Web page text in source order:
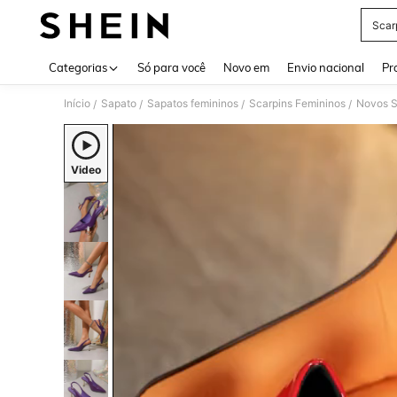
Categorias Só para você Novo em Envio nacional
Início / Sapato / Sapatos femininos / Scarpins Femininos / Novos
Video